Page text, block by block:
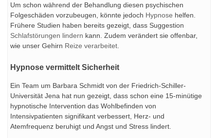
Um schon während der Behandlung diesen psychischen
Folgeschäden vorzubeugen, könnte jedoch Hypnose helfen.
Frühere Studien haben bereits gezeigt, dass Suggestion
Schlafstörungen lindern kann. Zudem verändert sie offenbar,
wie unser Gehirn Reize verarbeitet
Hypnose vermittelt Sicherheit
Ein Team um Barbara Schmidt von der Friedrich-Schiller-
Universität Jena hat nun gezeigt, dass schon eine 15-minütige
hypnotische Intervention das Wohlbefinden von
Intensivpatienten signifikant verbessert, Herz- und
Atemfrequenz beruhigt und Angst und Stress lindert.